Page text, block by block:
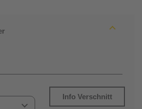
Info Verschnitt